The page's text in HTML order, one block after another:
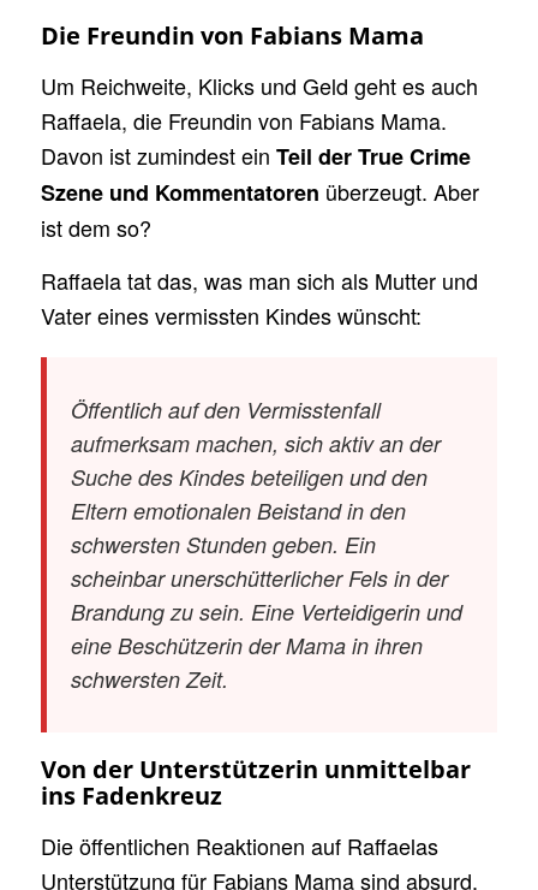
Die Freundin von Fabians Mama
Um Reichweite, Klicks und Geld geht es auch
Raffaela, die Freundin von Fabians Mama.
Davon ist zumindest ein Teil der True Crime
Szene und Kommentatoren überzeugt. Aber
ist dem so?
Raffaela tat das, was man sich als Mutter und
Vater eines vermissten Kindes wünscht:
Öffentlich auf den Vermisstenfall
aufmerksam machen, sich aktiv an der
Suche des Kindes beteiligen und den
Eltern emotionalen Beistand in den
schwersten Stunden geben. Ein
scheinbar unerschütterlicher Fels in der
Brandung zu sein. Eine Verteidigerin und
eine Beschützerin der Mama in ihren
schwersten Zeit.
Von der Unterstützerin unmittelbar
ins Fadenkreuz
Die öffentlichen Reaktionen auf Raffaelas
Unterstützung für Fabians Mama sind absurd,